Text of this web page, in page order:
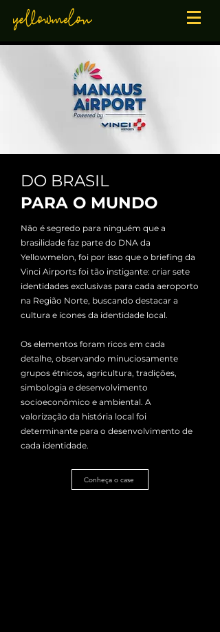
DO BRASIL
PARA O MUNDO
Não é segredo para ninguém que a
brasilidade faz parte do DNA da
Yellowmelon, foi por isso que o briefing da
Vinci Airports foi tão instigante: criar sete
identidades exclusivas para cada aeroporto
na Região Norte, buscando destacar a
cultura e ícones da identidade local.
Os elementos foram ricos em cada
detalhe, observando minuciosamente
grupos étnicos, agricultura, tradições,
simbologia e desenvolvimento
socioeconômico e ambiental. A
valorização da história local foi
determinante para o desenvolvimento de
cada identidade.
Conheça o case